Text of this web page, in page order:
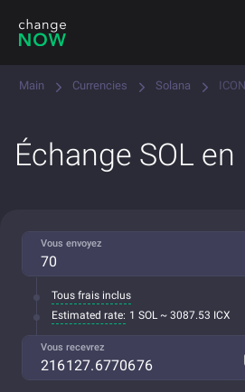
Main Currencies Solana ICON
Échange SOL en
Vous envoyez
Tous frais inclus
Estimated rate: 1 SOL ~ 3087.53 ICX
Vous recevrez